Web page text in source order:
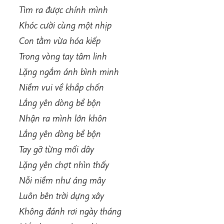
Tìm ra được chính mình
Khóc cười cùng một nhịp
Con tằm vừa hóa kiếp
Trong vòng tay tâm linh
Lặng ngắm ánh bình minh
Niềm vui về khắp chốn
Lắng yên dòng bề bộn
Nhận ra mình lớn khôn
Lắng yên dòng bề bộn
Tay gỡ từng mối dây
Lặng yên chợt nhìn thấy
Nỗi niềm như áng mây
Luôn bên trời dựng xây
Không đánh rơi ngày tháng